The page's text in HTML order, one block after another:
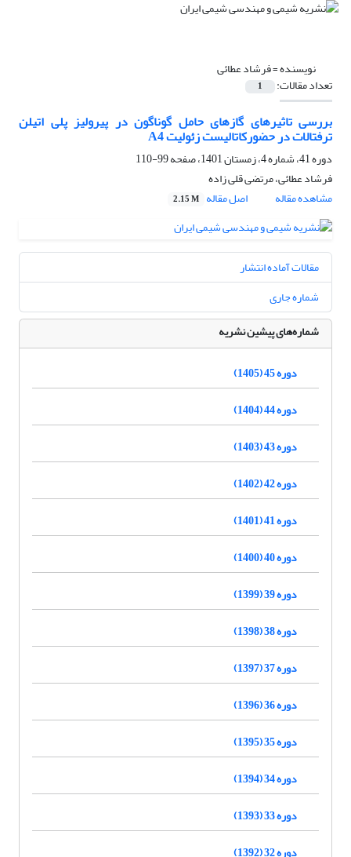
نویسنده =فرشاد عطائی
تعداد مقالات: 1
بررسی تاثیرهای گازهای حامل گوناگون در پیرولیز پلی اتیلن
ترفتالات در حضورکاتالیست زئولیت A4
دوره 41، شماره 4، زمستان 1401، صفحه
99-110
فرشاد عطائی، مرتضی قلی زاده
مشاهده مقاله
اصل مقاله 2.15 M
مقالات آماده انتشار
شماره جاری
شماره‌های پیشین نشریه
دوره 45 (1405)
دوره 44 (1404)
دوره 43 (1403)
دوره 42 (1402)
دوره 41 (1401)
دوره 40 (1400)
دوره 39 (1399)
دوره 38 (1398)
دوره 37 (1397)
دوره 36 (1396)
دوره 35 (1395)
دوره 34 (1394)
دوره 33 (1393)
دوره 32 (1392)